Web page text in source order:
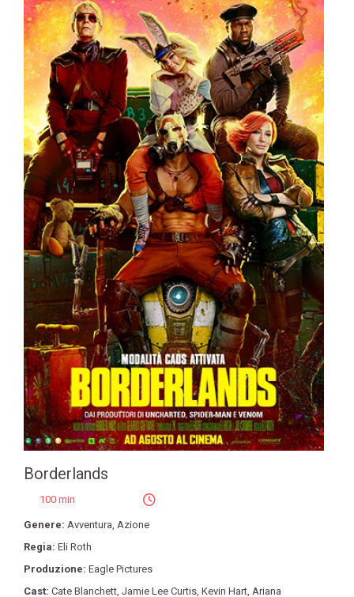
Borderlands
100 min
Genere: Avventura Azione
Regia: Eli Roth
Produzione: Eagle Pictures
Cast: Cate Blanchett Jamie Lee Curtis Kevin Hart Ariana